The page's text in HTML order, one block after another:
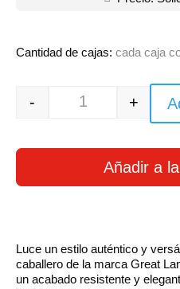
Cantidad de cajas: cada caja
Quantity
- +
Añadir a
Luce un estilo auténtico y
caballero de la marca Great
un acabado resistente y